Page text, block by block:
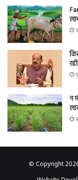
न
© Copyright